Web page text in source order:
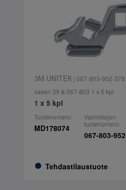
3M UNITEK| 067-803-952-
vasen 39 & 067-803 1 x 5 kpl
1 x 5 kpl
Tuotenumero:
MD178074
Tehdastilaustuote
Valmistajan
tuotenumero:
067-803-